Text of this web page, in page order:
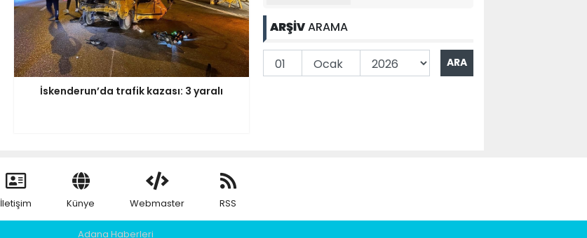
İskenderun’da trafik kazası: 3 yaralı
ARŞİVARAMA
İletişim Künye Webmaster RSS
Adana Haberleri